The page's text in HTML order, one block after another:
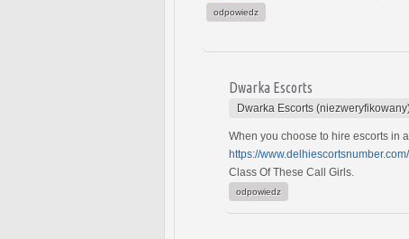
odpowiedz
Dwarka Escorts
Dwarka Escorts
When you choose to hire escorts in
https://
Class Of These Call Girls.
odpowiedz